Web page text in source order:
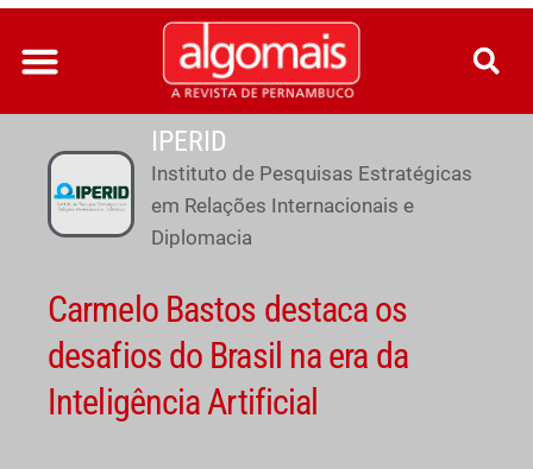
Ir
para
conteúdo
IPERID
Instituto de Pesquisas Estratégicas
em Relações Internacionais e
Diplomacia
Carmelo Bastos destaca os
desafios do Brasil na era da
Inteligência Artificial